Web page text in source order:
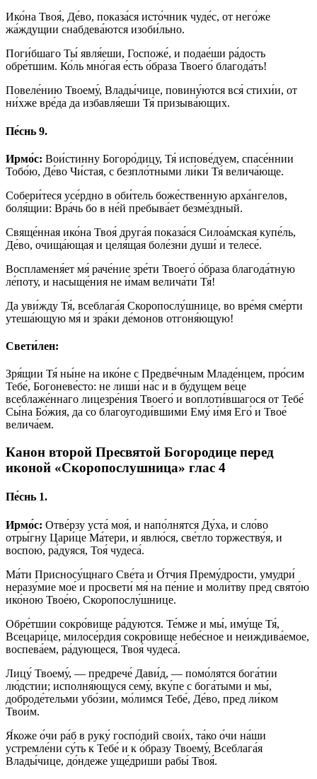
Ико́на Твоя́, Де́во, показа́ся исто́чник чуде́с, от него́же
жа́ждущии снабдева́ются изоби́льно.
Поги́бшаго Ты́ явля́еши, Госпоже́, и подае́ши ра́дость
обре́тшим. Ко́ль мно́гая е́сть о́браза Твоего́ благода́ть!
Повеле́нию Твоему́, Влады́чице, повину́ются вся́ стихи́и, от
ни́хже вре́да да избавля́еши Тя́ призыва́ющих.
Пе́снь 9.
Ирмо́с: Вои́стинну Богоро́дицу, Тя́ испове́дуем, спасе́ннии
Тобо́ю, Де́во Чи́стая, с безпло́тными ли́ки Тя́ велича́юще.
Собери́теся усе́рдно в оби́тель боже́ственную арха́нгелов,
боля́щии: Вра́чь бо в не́й пребыва́ет безме́здный.
Свяще́нная ико́на Твоя́ друга́я показа́ся Силоа́мская купе́ль,
Де́во, очища́ющая и целя́щая боле́зни души́ и телесе́.
Воспламеня́ет мя́ раче́ние зре́ти Твоего́ о́браза благода́тную
ле́поту, и насыще́ния не и́мам велича́ти Тя́!
Да уви́жду Тя́, всеблага́я Скоропослу́шнице, во вре́мя сме́рти
утеша́ющую мя́ и зра́ки де́монов отгоня́ющую!
Свети́лен:
Зря́щии Тя́ ны́не на ико́не с Предве́чным Младе́нцем, про́сим
Тебе́, Богоневе́сто: не лиши́ на́с и в бу́дущем ве́це
всеблаже́ннаго лицезре́ния Твоего́ и воплоти́вшагося от Тебе́
Сы́на Бо́жия, да со благоугоди́вшими Ему́ и́мя Его́ и Твое́
велича́ем.
Канон второй Пресвятой Богородице перед
иконой «Скоропослушница» глас 4
Пе́снь 1.
Ирмо́с: Отве́рзу уста́ моя́, и напо́лнятся Ду́ха, и сло́во
отры́гну Цари́це Ма́тери, и явлю́ся, све́тло торжеству́я, и
воспою́, ра́дуяся, Тоя́ чудеса́.
Ма́ти Присносу́щнаго Све́та и О́тчия Прему́дрости, умудри́
неразу́мие мое́ и просвети́ мя́ на пе́ние и моли́тву пред свято́ю
ико́ною Твое́ю, Скоропослу́шнице.
Обре́тшии сокро́вище ра́дуются. Те́мже и мы́, иму́ще Тя́,
Всецари́це, милосе́рдия сокро́вище небе́сное и неиждива́емое,
воспева́ем, ра́дующеся, Твоя́ чудеса́.
Лицу́ Твоему́, — предрече́ Дави́д, — помо́лятся бога́тии
лю́дстии; исполня́ющуся сему́, вку́пе с бога́тыми и мы́,
доброде́тельми убо́зии, мо́лимся Тебе́, Де́во, пред ли́ком
Твои́м.
Я́коже о́чи ра́б в руку́ госпо́дий свои́х, та́ко о́чи на́ши
устремле́ни су́ть к Тебе́ и к о́бразу Твоему́, Всеблага́я
Влады́чице, до́ндеже уще́дриши рабы́ Твоя́.